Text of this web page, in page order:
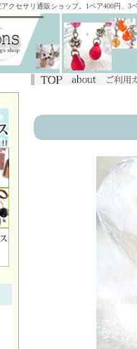
クセサリ通販ショップ。1ペア400円、